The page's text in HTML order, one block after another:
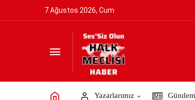
7 Ağustos 2026, Cum
Yazarlarımız
GÜVENLİK VE TERÖRİZM